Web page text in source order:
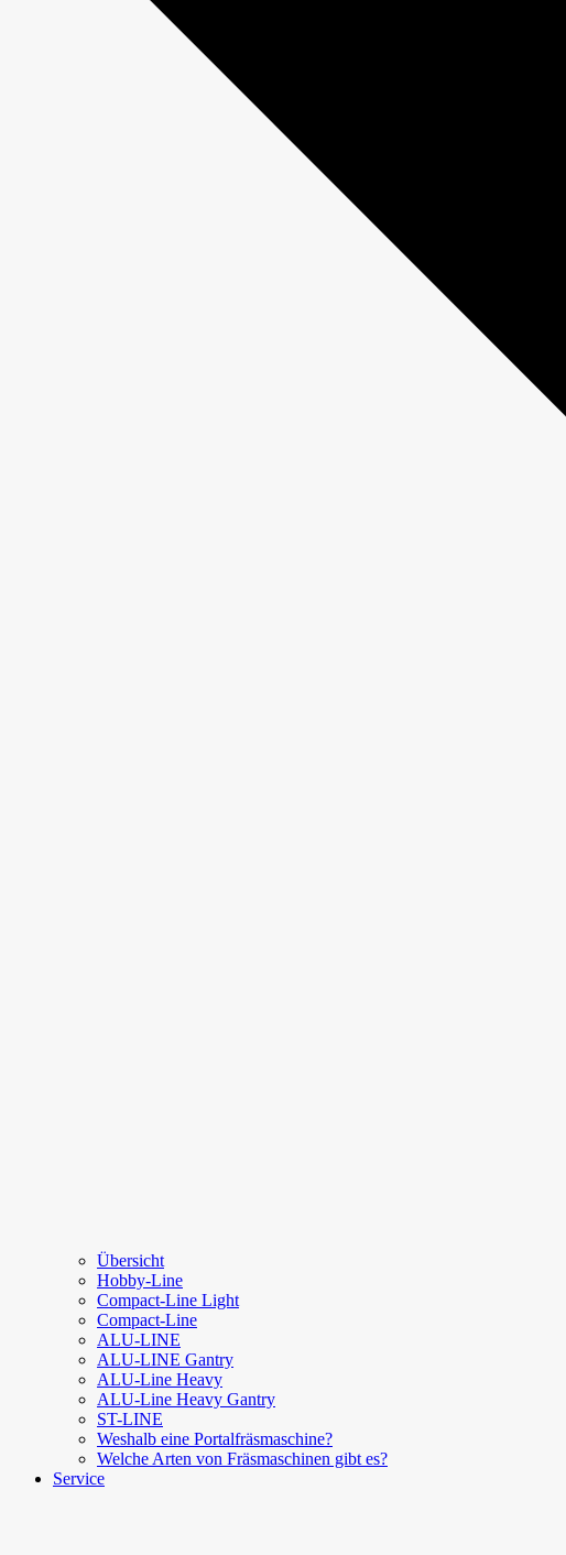
Übersicht
Hobby-Line
Compact-Line Light
Compact-Line
ALU-LINE
ALU-LINE Gantry
ALU-Line Heavy
ALU-Line Heavy Gantry
ST-LINE
Weshalb eine Portalfräsmaschine?
Welche Arten von Fräsmaschinen gibt es?
Service